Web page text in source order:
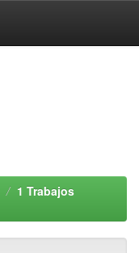
1 Trabajos